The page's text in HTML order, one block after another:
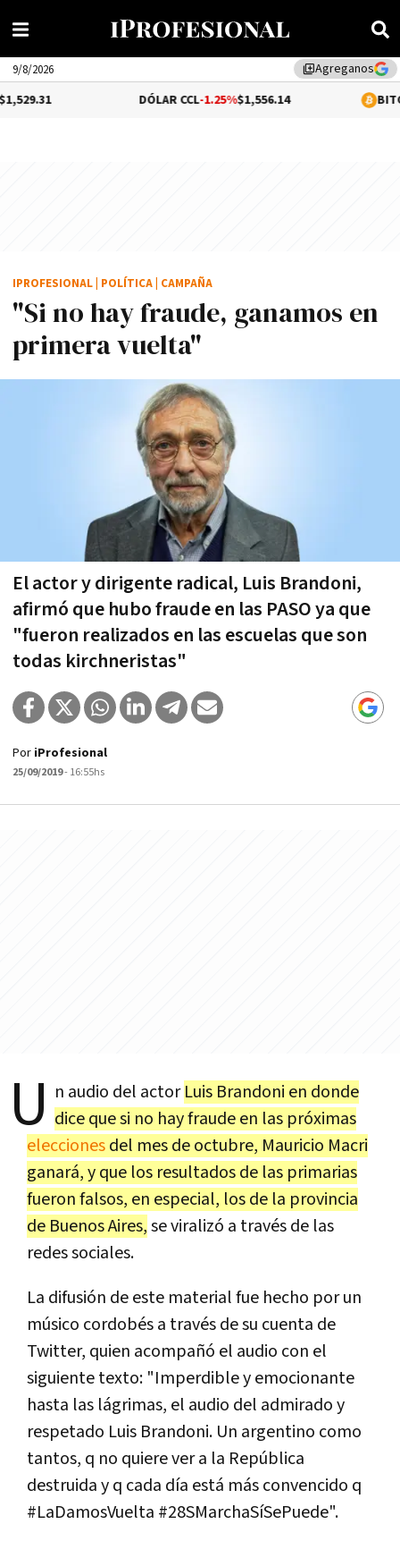
library_addAgreganos
9/8/2026
-1.25%$1,556.14 0.25%
"Si no hay fraude, ganamos en
primera vuelta"
El actor y dirigente radical, Luis Brandoni,
afirmó que hubo fraude en las PASO ya que
"fueron realizados en las escuelas que son
todas kirchneristas"
IPROFESIONAL POLÍTICA CAMPAÑA
Por iProfesional
25/09/2019- 16:55hs
U n audio del actorLuis Brandoni en donde
dice que si no hay fraude en las próximas
eleccionesdel mes de octubre, Mauricio Macri
ganará, y que los resultados de las primarias
fueron falsos, en especial, los de la provincia
de Buenos Aires,se viralizó a través de las
redes sociales.
La difusión de este material fue hecho por un
músico cordobés a través de su cuenta de
Twitter, quien acompañó el audio con el
siguiente texto: "Imperdible y emocionante
hasta las lágrimas, el audio del admirado y
respetado Luis Brandoni. Un argentino como
tantos, q no quiere ver a la República
destruida y q cada día está más convencido q
#LaDamosVuelta #28SMarchaSíSePuede".